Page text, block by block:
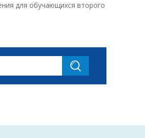
для обучающихся второго